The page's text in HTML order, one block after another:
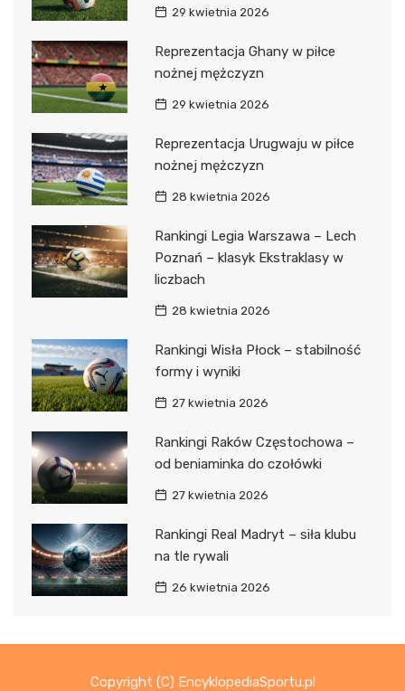
29 kwietnia 2026
Reprezentacja Ghany w piłce
nożnej mężczyzn
29 kwietnia 2026
Reprezentacja Urugwaju w piłce
nożnej mężczyzn
28 kwietnia 2026
Rankingi Legia Warszawa – Lech
Poznań – klasyk Ekstraklasy w
liczbach
28 kwietnia 2026
Rankingi Wisła Płock – stabilność
formy i wyniki
27 kwietnia 2026
Rankingi Raków Częstochowa –
od beniaminka do czołówki
27 kwietnia 2026
Rankingi Real Madryt – siła klubu
na tle rywali
26 kwietnia 2026
Copyright (C) EncyklopediaSportu.pl